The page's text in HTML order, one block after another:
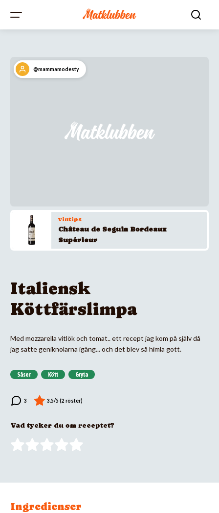
@mammamodesty
vintips
Château de Seguin Bordeaux
Supérieur
Italiensk
Köttfärslimpa
Med mozzarella vitlök och tomat.. ett recept jag kom på själv då
jag satte geniknölarna igång... och det blev så himla gott.
Såser Kött Gryta
Vad tycker du om receptet?
Ingredienser